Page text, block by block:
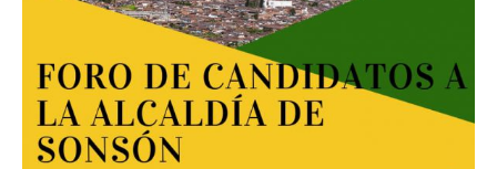
en
Oriente
Antioqueño.